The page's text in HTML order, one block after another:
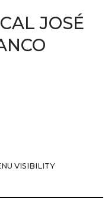
JOSÉ
VISIBILITY